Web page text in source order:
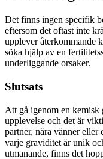
Det finns ingen specifik
eftersom det oftast inte
upplever återkommande
söka hjälp av en
underliggande orsaker.
Slutsats
Att gå igenom en kemisk
upplevelse och det är
partner, nära vänner
varje graviditet är unik
utmanande, finns det